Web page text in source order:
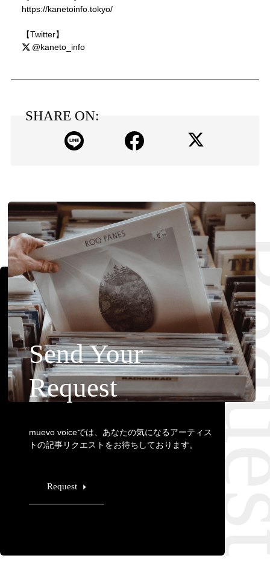
https://kanetoinfo.tokyo/
【Twitter】
@kaneto_info
SHARE ON:
Send Your
Request
muevo voiceでは、あなたの気になるアーティス
トの記事リクエストをお待ちしております。
Request